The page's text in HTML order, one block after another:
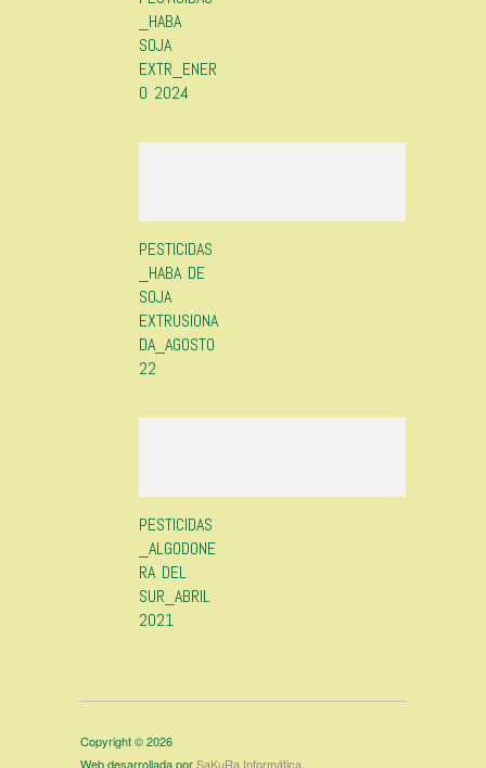
_HABA
SOJA
EXTR_ENER
O 2024
PESTICIDAS
_HABA DE
SOJA
EXTRUSIONA
DA_AGOSTO
22
PESTICIDAS
_ALGODONE
RA DEL
SUR_ABRIL
2021
Copyright © 2026
Web desarrollada porSaKuRa Informática.